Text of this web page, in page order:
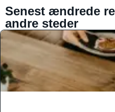
Senest ændrede
andre steder